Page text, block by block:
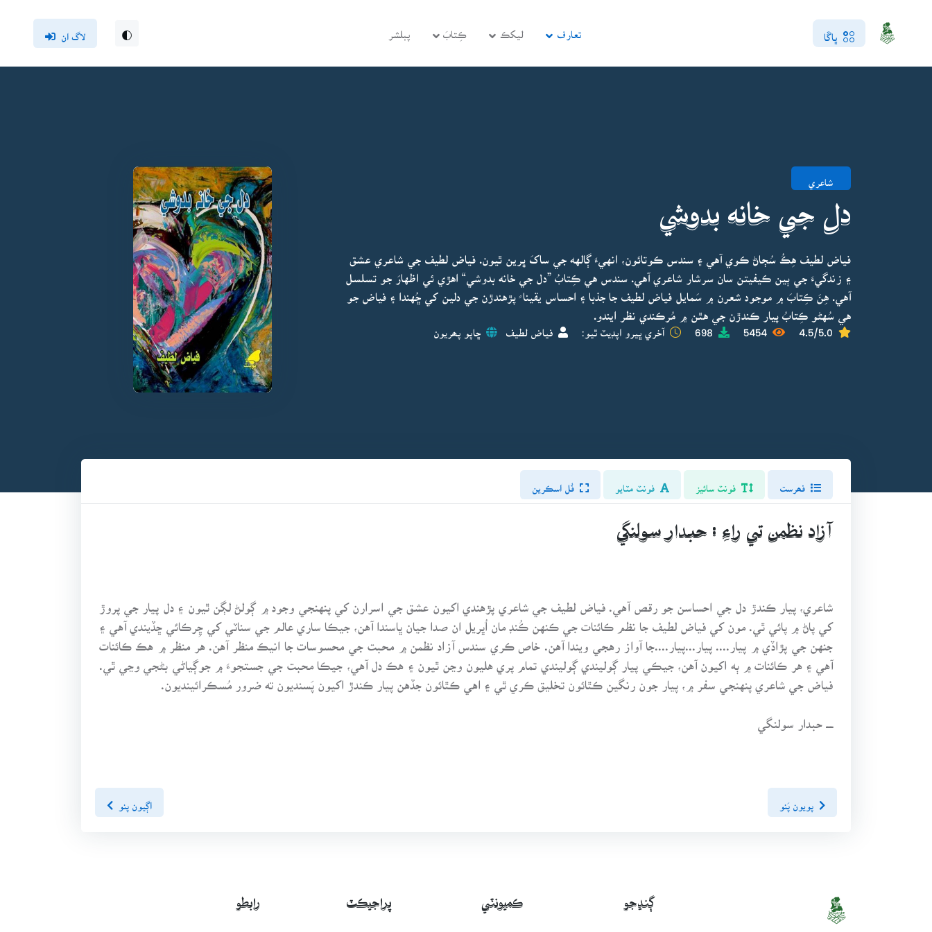
ڀاڱا تعارف ليکڪ ڪِتابَ پبلشر لاگ ان
شاعري
دل جي خانه بدوشي
فياض لطيف هِڪُ سُڄاڻ ڪوي آهي ۽ سندس ڪوتائون، انهيءَ ڳالهه جي ساکَ ڀرين ٿيون. فياض لطيف جي شاعري عشق
۽ زندگيءَ جي ٻين ڪيفيتن سان سرشار شاعري آهي. سندس هي ڪِتابُ ”دل جي خانه بدوشي“ اهڙي ئي اظهارَ جو تسلسل
آهي. هِنَ ڪِتابَ ۾ موجود شعرن ۾ سَمايل فياض لطيف جا جذبا ۽ احساس يقينا ً پڙهندڙن جي دلين کي ڇُهندا ۽ فياض جو
هي سُهڻو ڪِتابُ پيار ڪندڙن جي هٿن ۾ مُرڪندي نظر ايندو.
4.5/5.0
5454
698 آخري ڀيرو اپڊيٽ ٿيو: فياض لطيف ڇاپو پھريون
فونٽ سائيز فونٽ مٽايو فُل اسڪرين
آزاد نظمن تي راءِ : حبدار سولنگي
شاعري، پيار ڪندڙ دل جي احساسن جو رقص آهي. فياض لطيف جي شاعري پڙهندي اکيون عشق جي اسرارن کي پنهنجي وجود ۾ ڳولڻ لڳن ٿيون ۽ دل پيار جي پروڙ
کي پاڻ ۾ پائي ٿي. مون کي فياض لطيف جا نظم ڪائنات جي ڪنهن ڪُنڊ مان اُڀريل ان صدا جيان ڀاسندا آهن، جيڪا ساري عالم جي سناٽي کي ڇِرڪائي ڇڏيندي آهي ۽
جنهن جي پڙاڏي ۾ پيار.... پيار...پيار....جا آواز رهجي ويندا آهن. خاص ڪري سندس آزاد نظمن ۾ محبت جي محسوسات جا انيڪ منظر آهن. هر منظر ۾ هڪ ڪائنات
آهي ۽ هر ڪائنات ۾ ٻه اکيون آهن، جيڪي پيار ڳوليندي ڳوليندي تمام پري هليون وڃن ٿيون ۽ هڪ دل آهي، جيڪا محبت جي جستجوءَ ۾ جوڳياڻي بڻجي وڃي ٿي.
فياض جي شاعري پنهنجي سفر ۾، پيار جون رنگين ڪٿائون تخليق ڪري ٿي ۽ اهي ڪٿائون جڏهن پيار ڪندڙ اکيون پَسنديون ته ضرور مُسڪرائينديون.
ـــــ حبدار سولنگي
پويون پَنو اڳيون پنو
ڳنڍجو ڪميونٽي پراجيڪٽ رابطو